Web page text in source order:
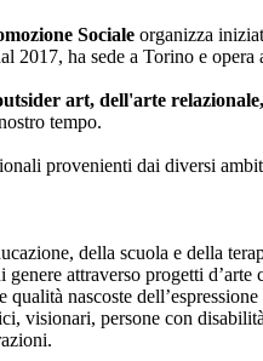
Sociale organizza
2017, ha sede a Torino e
art, dell'arte
tempo.
provenienti dai diversi
della scuola e della
attraverso progetti d’arte
qualità nascoste
visionari, persone con